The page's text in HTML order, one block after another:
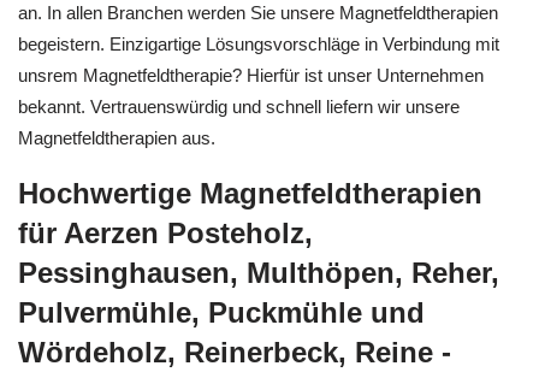
an. In allen Branchen werden Sie unsere Magnetfeldtherapien
begeistern. Einzigartige Lösungsvorschläge in Verbindung mit
unsrem Magnetfeldtherapie? Hierfür ist unser Unternehmen
bekannt. Vertrauenswürdig und schnell liefern wir unsere
Magnetfeldtherapien aus.
Hochwertige Magnetfeldtherapien
für Aerzen Posteholz,
Pessinghausen, Multhöpen, Reher,
Pulvermühle, Puckmühle und
Wördeholz, Reinerbeck, Reine -